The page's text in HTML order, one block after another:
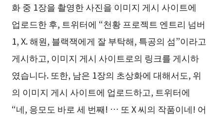
화 중 1장을 촬영한 사진을 이미지 게시 사이트에
업로드한 후, 트위터에 “천황 프로젝트 엔트리 넘버
1, X. 해원, 블랙잭에게 잘 부탁해, 특공의 섬”이라고
게시하고, 이미지 게시 사이트로의 링크를 게시하
였습니다. 또한, 남은 1장의 초상화에 대해서도, 위
의 이미지 게시 사이트에 업로드하고, 트위터에
“네, 응모도 바로 세 번째! … 또 X 씨의 작품이네! 어